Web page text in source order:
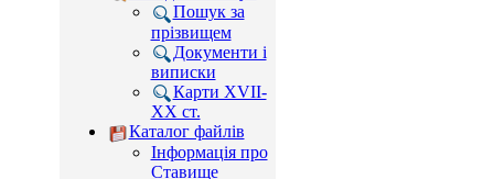
Пошук за
прізвищем
Документи і
виписки
Карти XVII-
XX ст.
Каталог файлів
Інформація про
Ставище